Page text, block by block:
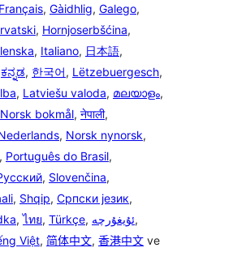
Français, Gàidhlig, Galego,
, Hornjoserbšćina,
, Italiano, 日本語,
ಕನ್ನಡ, 한국어, Lëtzebuergesch,
, Latviešu valoda, മലയാളം,
Norsk bokmål, नेपाली,
, Norsk nynorsk,
, Português do Brasil,
, Slovenčina,
, Shqip, Српски језик,
,ไทย, Türkçe, ئۇيغۇرچە,
Việt, 简体中文, 香港中文 ve